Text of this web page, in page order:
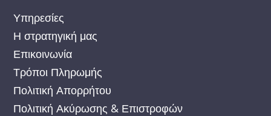
o
o
k
r
a
m
Υπηρεσίες
Η στρατηγική μας
Επικοινωνία
Τρόποι Πληρωμής
Πολιτική Απορρήτου
Πολιτική Ακύρωσης & Επιστροφών